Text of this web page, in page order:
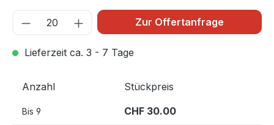
Zur Offertanfrage
Lieferzeit ca. 3 - 7 Tage
Anzahl Stückpreis
Bis 9 CHF 30.00